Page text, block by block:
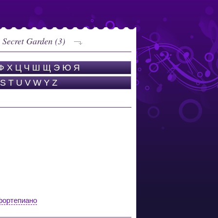
Garden (3)
Х Ц Ч Ш Щ Э Ю Я
S T U V W Y Z